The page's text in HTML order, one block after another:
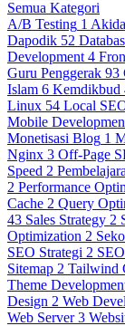
Semua Kategori
A/B Testing 1
Dapodik 52
Development 4
Guru Penggerak 93
Islam 6 Kemdikbud
Linux 54 Local
Mobile
Monetisasi Blog 1
Nginx 3 Off-Page
Speed 2
2 Performance
Cache 2 Query
43 Sales Strategy 2
Optimization 2
SEO Strategi 2
Sitemap 2 Tailwind
Theme
Design 2 Web
Web Server 3